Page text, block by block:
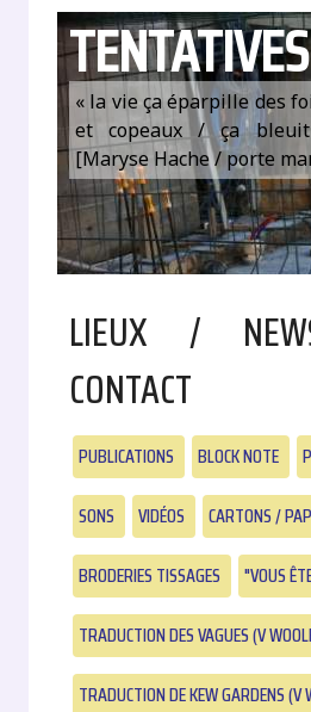
TENTATIVES
« la vie ça éparpille des
et copeaux / ça
[Maryse Hache / porte
LIEUX /
CONTACT
PUBLICATIONS BLOCK NOTE
SONS
VIDÉOS
CARTONS /
BRODERIES TISSAGES
"VOUS
TRADUCTION DES VAGUES (V
TRADUCTION DE KEW GARDENS (V